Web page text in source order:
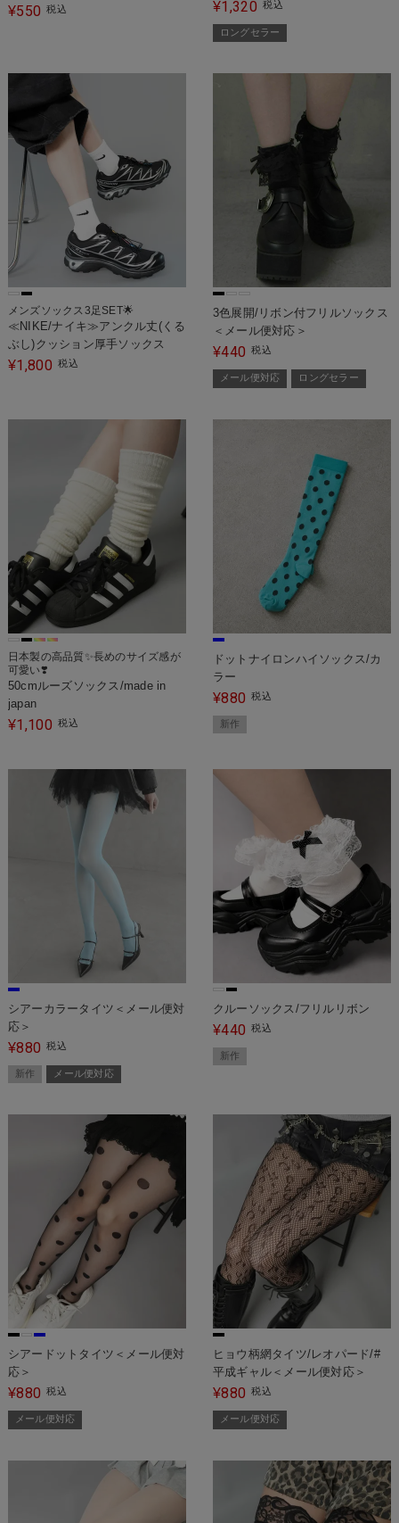
¥550 税込 ¥1,320 税込
ロングセラー
メンズソックス3足SET🌟
≪NIKE/ナイキ≫アンクル丈(くる
ぶし)クッション厚手ソックス
¥1,800 税込
3色展開/リボン付フリルソックス
＜メール便対応＞
¥440 税込
メール便対応 ロングセラー
日本製の高品質✨長めのサイズ感が
可愛い❣️
50cmルーズソックス/made in
japan
¥1,100 税込
ドットナイロンハイソックス/カ
ラー
¥880 税込
新作
シアーカラータイツ＜メール便対
応＞
¥880 税込
新作 メール便対応
クルーソックス/フリルリボン
¥440 税込
新作
シアードットタイツ＜メール便対
応＞
¥880 税込
メール便対応
ヒョウ柄網タイツ/レオパード/#
平成ギャル＜メール便対応＞
¥880 税込
メール便対応